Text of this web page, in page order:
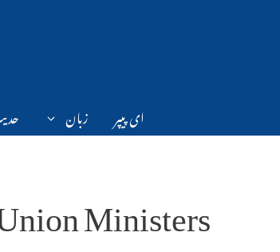
ای پیپر زبان
Ministers